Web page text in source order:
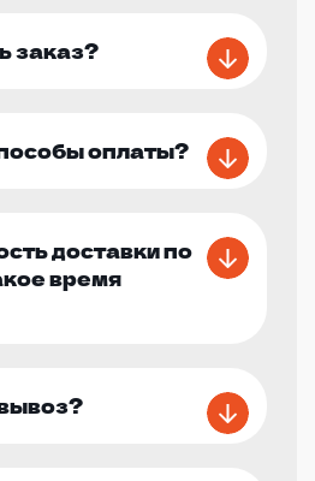
заказ?
оплаты?
доставки по
время